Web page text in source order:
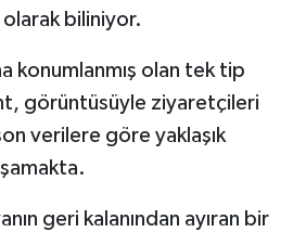
olarak biliniyor.
konumlanmış olan tek tip
görüntüsüyle ziyaretçileri
verilere göre yaklaşık
geri kalanından ayıran bir